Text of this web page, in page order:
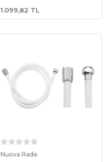
1.099,82 TL
Nuova Rade